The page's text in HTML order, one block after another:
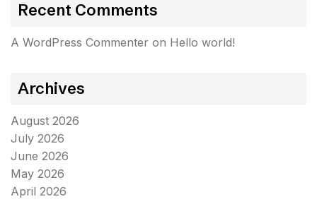
Recent Comments
A WordPress Commenter on Hello world!
Archives
August 2026
July 2026
June 2026
May 2026
April 2026